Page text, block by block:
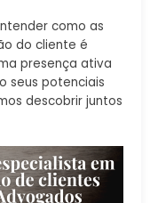
como as
do cliente é
presença ativa
seus potenciais
descobrir juntos